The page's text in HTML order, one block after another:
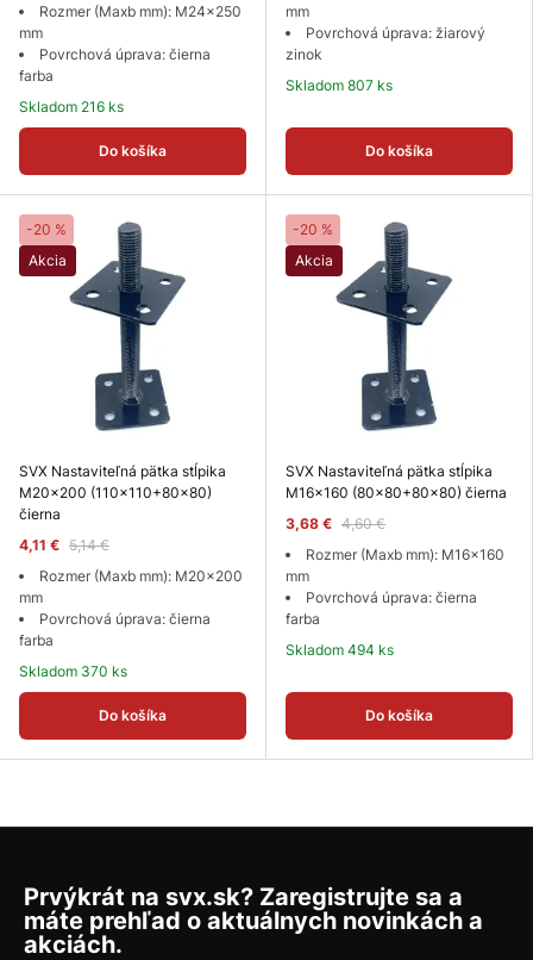
Rozmer (Maxb mm): M24x250
mm
Povrchová úprava: čierna
farba
Skladom 216 ks
Do košíka
mm
Povrchová úprava: žiarový
zinok
Skladom 807 ks
Do košíka
-20 %
Akcia
SVX Nastaviteľná pätka stĺpika
M20x200 (110x110+80x80)
čierna
4,11 € 5,14 €
Rozmer (Maxb mm): M20x200
mm
Povrchová úprava: čierna
farba
Skladom 370 ks
Do košíka
-20 %
Akcia
SVX Nastaviteľná pätka stĺpika
M16x160 (80x80+80x80) čierna
3,68 € 4,60 €
Rozmer (Maxb mm): M16x160
mm
Povrchová úprava: čierna
farba
Skladom 494 ks
Do košíka
Prvýkrát na svx.sk? Zaregistrujte sa a
máte prehľad o aktuálnych novinkách a
akciách.